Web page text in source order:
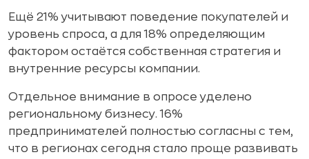
Ещё 21% учитывают поведение покупателей и
уровень спроса, а для 18% определяющим
фактором остаётся собственная стратегия и
внутренние ресурсы компании.
Отдельное внимание в опросе уделено
региональному бизнесу. 16%
предпринимателей полностью согласны с тем,
что в регионах сегодня стало проще развивать